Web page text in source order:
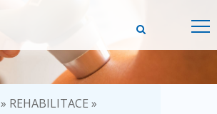
» REHABILITACE »